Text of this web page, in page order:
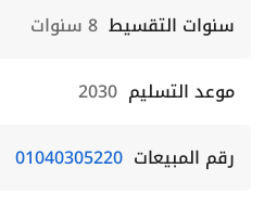
سنوات التقسيط 8 سنوات
موعد التسليم 2030
رقم المبيعات 01040305220